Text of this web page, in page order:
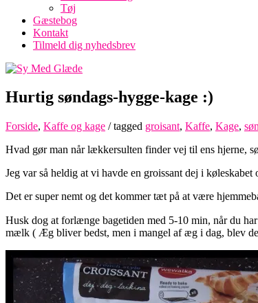
Tøj
Gæstebog
Kontakt
Tilmeld dig nyhedsbrev
Hurtig søndags-hygge-kage :)
Forside, Kaffe og kage / tagged groisant, Kaffe, Kage,
Hvad gør man når lækkersulten finder vej til ens hjerne,
Jeg var så heldig at vi havde en groissant dej i
Det er super nemt og det kommer tæt på at være
Husk dog at forlænge bagetiden med 5-10 min, når du
mælk ( Æg bliver bedst, men i mangel af æg i dag, blev